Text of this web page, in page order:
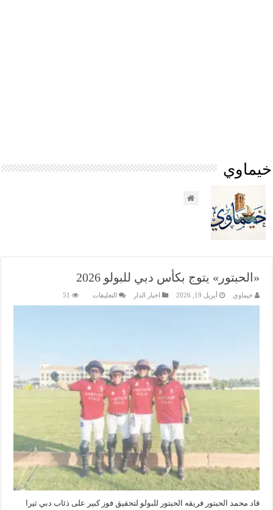
خيماوي
«الحبتور» يتوج بكأس دبي للبولو 2026
خيماوي أبريل 19, 2026 اخبار الدار التعليقاتعلى
51
قاد محمد الحبتور فريقه الحبتور للبولو لتحقيق فوز كبير على ذئاب دبي ثيرا